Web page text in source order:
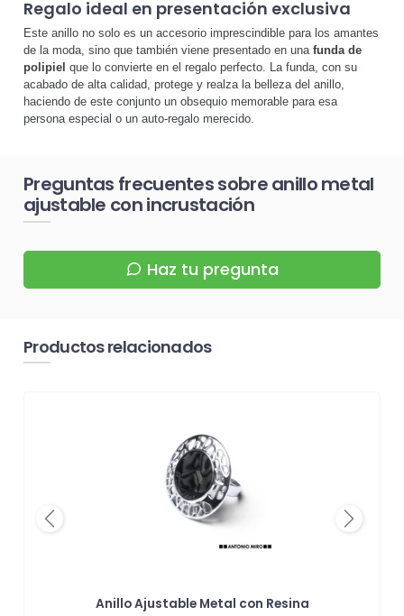
Regalo ideal en presentación exclusiva
Este anillo no solo es un accesorio imprescindible para los amantes
de la moda, sino que también viene presentado en una funda de
polipiel que lo convierte en el regalo perfecto. La funda, con su
acabado de alta calidad, protege y realza la belleza del anillo,
haciendo de este conjunto un obsequio memorable para esa
persona especial o un auto-regalo merecido.
Preguntas frecuentes sobre anillo metal
ajustable con incrustación
Haz tu pregunta
Productos relacionados
Anillo Ajustable Metal con Resina
Previous Next